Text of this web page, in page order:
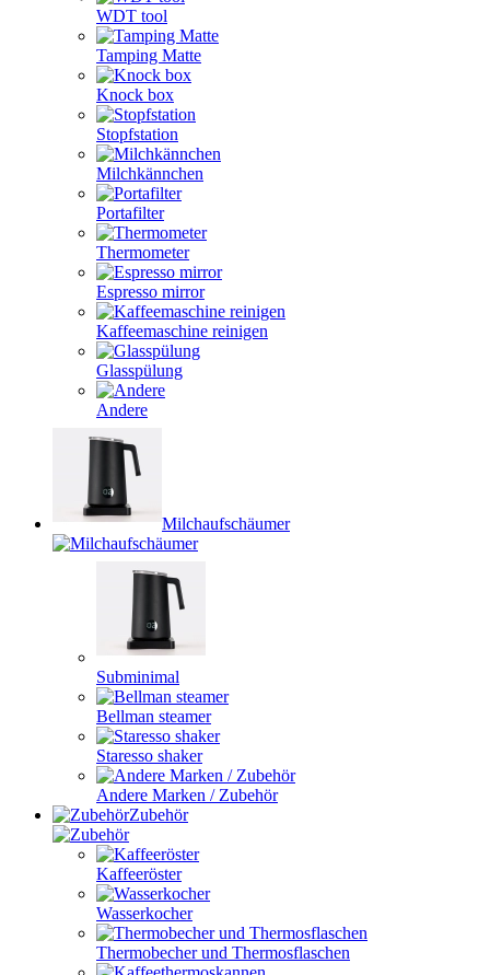
WDT tool
Tamping Matte
Knock box
Stopfstation
Milchkännchen
Portafilter
Thermometer
Espresso mirror
Kaffeemaschine reinigen
Glasspülung
Andere
Milchaufschäumer
Subminimal
Bellman steamer
Staresso shaker
Andere Marken / Zubehör
Zubehör
Kaffeeröster
Wasserkocher
Thermobecher und Thermosflaschen